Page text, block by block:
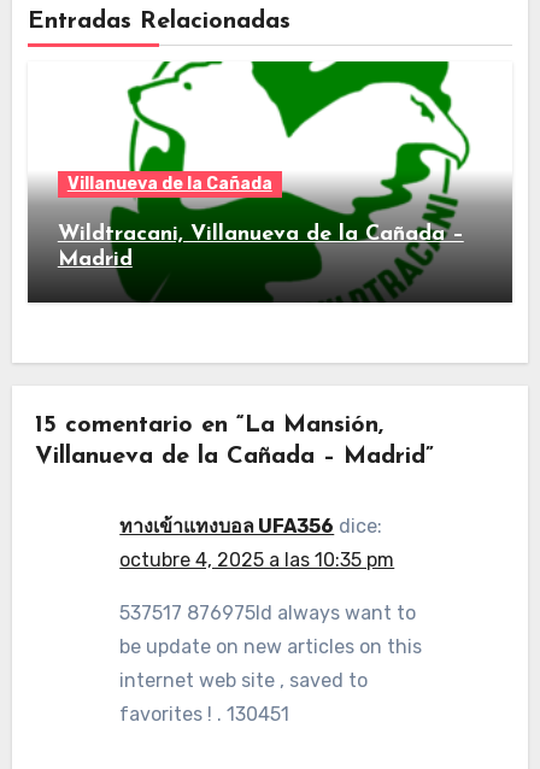
Entradas Relacionadas
Villanueva de la Cañada
Wildtracani, Villanueva de la Cañada –
Madrid
15 comentario en “La Mansión,
Villanueva de la Cañada – Madrid”
ทางเข้าแทงบอล UFA356 dice:
octubre 4, 2025 a las 10:35 pm
537517 876975Id always want to
be update on new articles on this
internet web site , saved to
favorites ! . 130451